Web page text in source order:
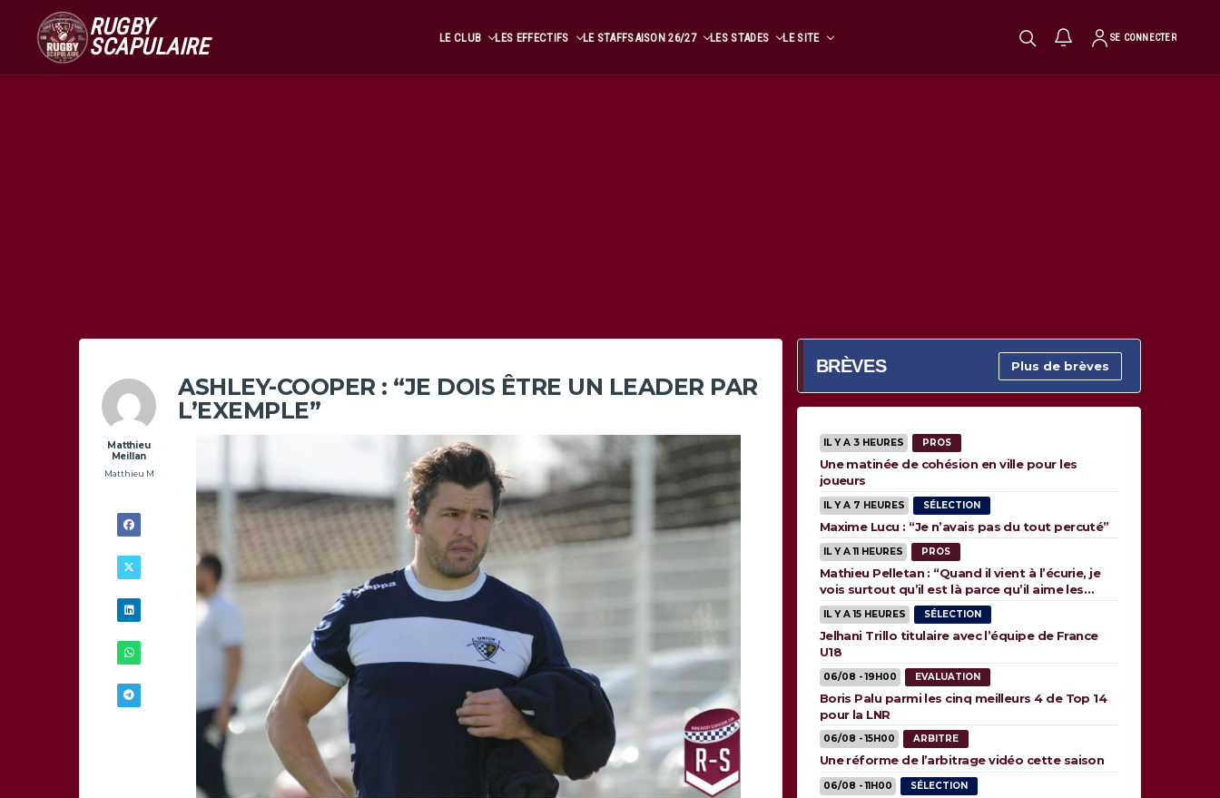
RUGBY
SCAPULAIRE LE CLUB LES EFFECTIFS LE STAFFSAISON 26/27 LES STADES LE SITE SE CONNECTER
Matthieu
Meillan
Matthieu M
ASHLEY-COOPER : “JE DOIS ÊTRE UN LEADER PAR
L’EXEMPLE”
BRÈVES Plus de brèves
IL Y A 3 HEURES PROS
Une matinée de cohésion en ville pour les
joueurs
IL Y A 7 HEURES SÉLECTION
Maxime Lucu : “Je n’avais pas du tout percuté”
IL Y A 11 HEURES PROS
Mathieu Pelletan : “Quand il vient à l’écurie, je
vois surtout qu’il est là parce qu’il aime les
animaux”
IL Y A 15 HEURES SÉLECTION
Jelhani Trillo titulaire avec l’équipe de France
U18
06/08 - 19H00 EVALUATION
Boris Palu parmi les cinq meilleurs 4 de Top 14
pour la LNR
06/08 - 15H00 ARBITRE
Une réforme de l’arbitrage vidéo cette saison
06/08 - 11H00 SÉLECTION